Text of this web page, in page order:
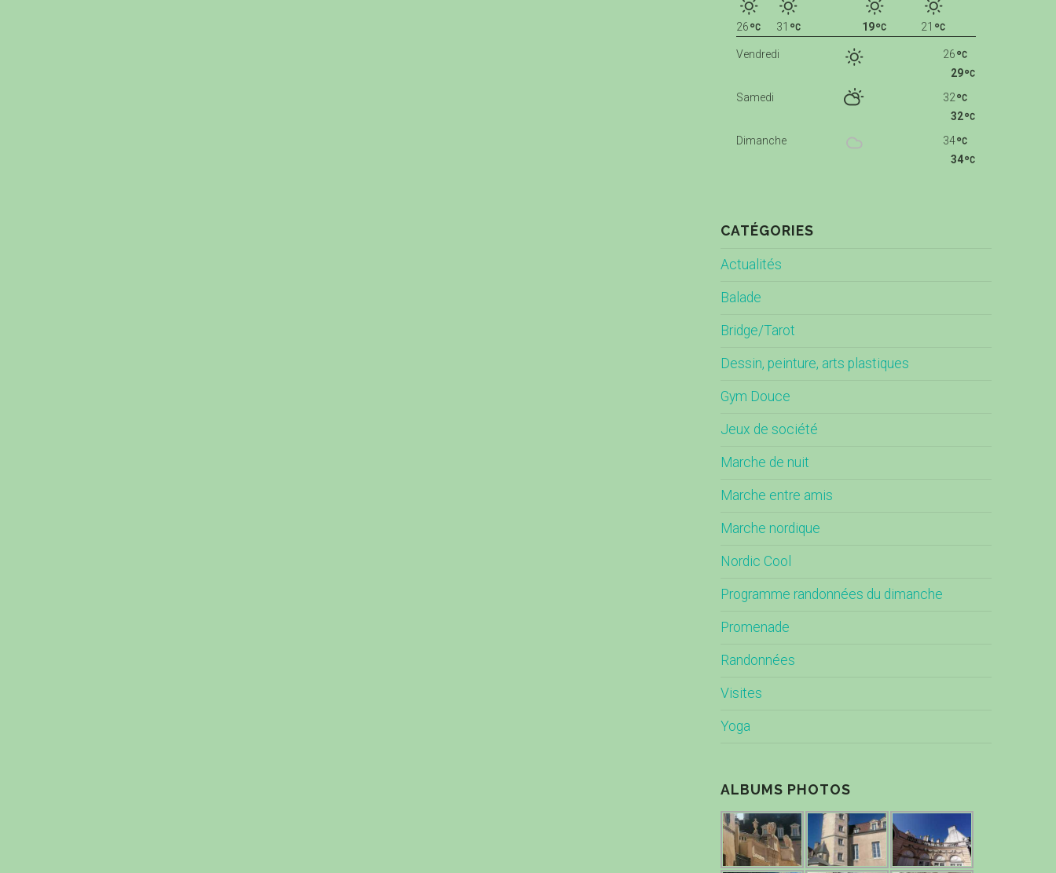
19 21
26 31
Vendredi
26
29
Samedi
32
32
Dimanche
34
34
CATÉGORIES
Actualités
Balade
Bridge/Tarot
Dessin, peinture, arts plastiques
Gym Douce
Jeux de société
Marche de nuit
Marche entre amis
Marche nordique
Nordic Cool
Programme randonnées du dimanche
Promenade
Randonnées
Visites
Yoga
ALBUMS PHOTOS